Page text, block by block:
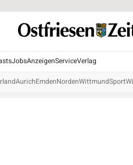
JobsAnzeigenServiceVerlag
AurichEmdenNordenWittmundSport